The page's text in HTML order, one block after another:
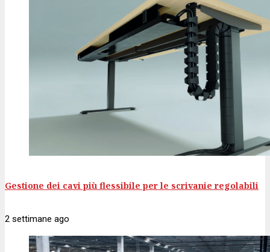
Gestione dei cavi più flessibile per le scrivanie regolabili
2 settimane ago